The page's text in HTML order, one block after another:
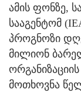
ამის ფონზე,
სააგენტომ
პროგნოზი
მილიონ
მოთხოვნა